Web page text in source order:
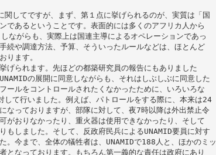
関してですが、まず、第１点に挙げられるのが、実質は「国
であるということです。表面的には多くのアフリカ人から
ながらも、実際上は国連主導によるオペレーションであっ
続や調達方法、予算、そういったルールなどは、ほとんど
ります。
げられます。先ほどの都築研究員の報告にもありました
の展開に同意しながらも、それはしぶしぶに同意した
ールをコントロールされたくなかったために、いろいろな
して行いました。例えば、パトロールをする際に、本来は24
なっておりますが、部隊に対して、夜7時以降は外出禁止令
がおりなかったり、重火器は使用できなかったり、そして
もしました。そして、反政府民兵によるUNAMID要員に対す
。今まで、全体の犠牲者は、UNAMIDで188人と、ほかのミッ
となっております。もちろん第一義的な責任は政府にあり